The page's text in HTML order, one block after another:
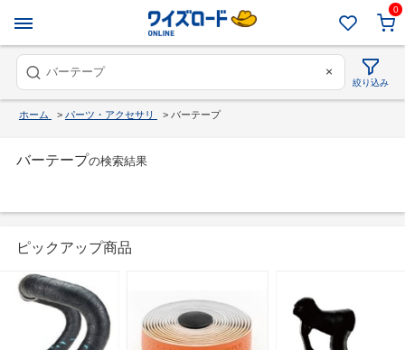
0
×
絞り込み
ホーム > パーツ・アクセサリ > バーテープ
バーテープの検索結果
ピックアップ商品